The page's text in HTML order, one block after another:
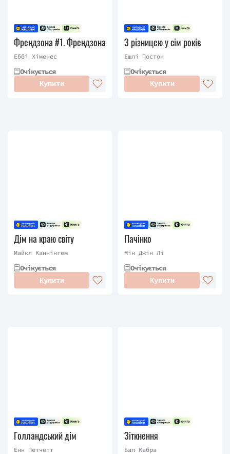
Френдзона #1. Френдзона
Еббі Хіменес
Очікується
Купити
З різницею у сім років
Ешлі Постон
Очікується
Купити
Дім на краю світу
Майкл Каннінгем
Очікується
Купити
Пачінко
Мін Джін Лі
Очікується
Купити
Голландський дім
Енн Петчетт
Зіткнення
Бал Кабра